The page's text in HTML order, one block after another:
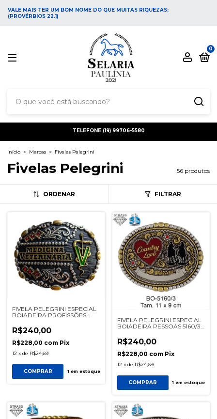
VALE MAIS TER UM BOM NOME DO QUE MUITAS RIQUEZAS;
(PROVÉRBIOS 22.1)
0
TELEFONE (19) 99706-5580
Início > Marcas > Fivelas Pelegrini
Fivelas Pelegrini 56 produtos
ORDENAR FILTRAR
FIVELA PELEGRINI ESPECIAL
BOIADEIRA PROFISSÕES
R$240,00
R$228,00 com Pix
12 x de R$24,69
COMPRAR 1em estoque
FIVELA PELEGRINI ESPECIAL
BOIADEIRA PESSOAS 5160/3
R$240,00
R$228,00 com Pix
12 x de R$24,69
COMPRAR 1 em estoque